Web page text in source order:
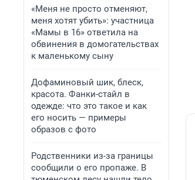
«Меня не просто отменяют,
меня хотят убить»: участница
«Мамы в 16» ответила на
обвинения в домогательствах
к маленькому сыну
Дофаминовый шик, блеск,
красота. Фанки-стайл в
одежде: что это такое и как
его носить — примеры
образов с фото
Родственники из-за границы
сообщили о его пропаже. В